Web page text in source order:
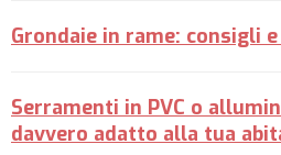
Grondaie in rame: consigli
Serramenti in PVC o
davvero adatto alla tua